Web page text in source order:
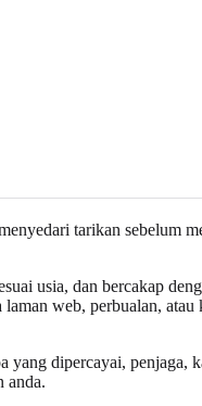
tarikan sebelum
usia, dan bercakap
web, perbualan,
dipercayai, penjaga,
anda.